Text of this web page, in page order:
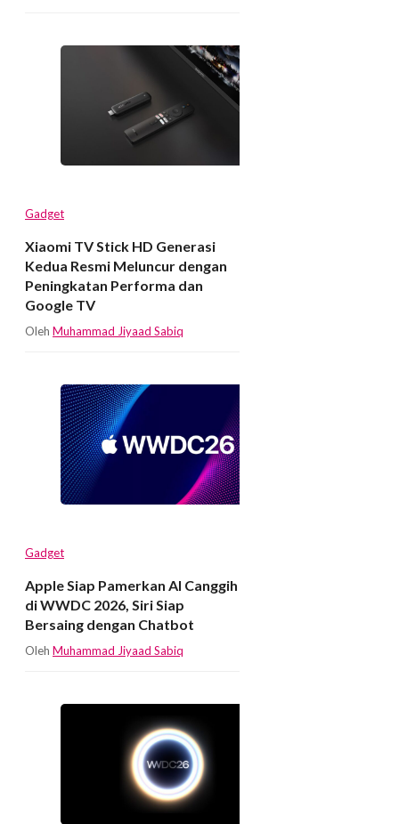
Gadget
Xiaomi TV Stick HD Generasi
Kedua Resmi Meluncur dengan
Peningkatan Performa dan
Google TV
Oleh Muhammad Jiyaad Sabiq
Gadget
Apple Siap Pamerkan AI Canggih
di WWDC 2026, Siri Siap
Bersaing dengan Chatbot
Oleh Muhammad Jiyaad Sabiq